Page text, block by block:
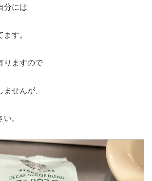
分には
す。
りますので
せんが、
。